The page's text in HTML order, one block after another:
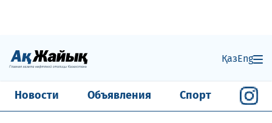
ҚазEng
Новости Объявления Спорт